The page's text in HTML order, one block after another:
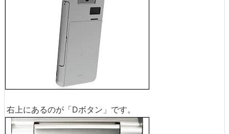
右上にあるのが「Dボタン」です。